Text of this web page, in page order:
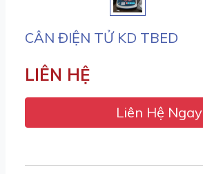
CÂN ĐIỆN TỬ KD TBED
LIÊN HỆ
Liên Hệ Ngay